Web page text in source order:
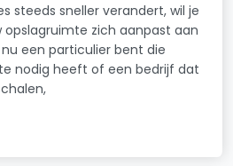
steeds sneller verandert, wil je
opslagruimte zich aanpast aan
een particulier bent die
nodig heeft of een bedrijf dat